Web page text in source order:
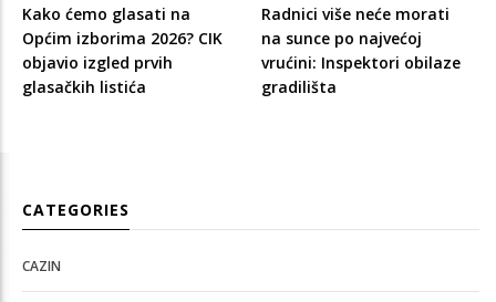
Kako ćemo glasati na
Općim izborima 2026? CIK
objavio izgled prvih
glasačkih listića
Radnici više neće morati
na sunce po najvećoj
vrućini: Inspektori obilaze
gradilišta
CATEGORIES
CAZIN